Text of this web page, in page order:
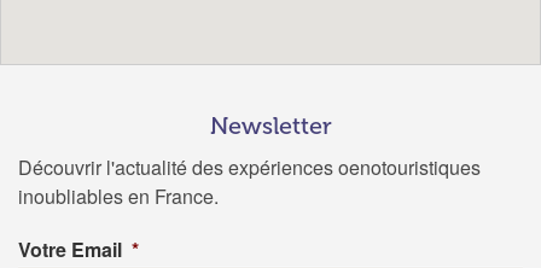
Newsletter
Découvrir l'actualité des expériences oenotouristiques
inoubliables en France.
Votre Email *